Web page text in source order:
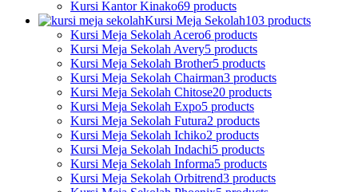
Kursi Kantor Kinako69 products
Kursi Meja Sekolah103 products
Kursi Meja Sekolah Acero6 products
Kursi Meja Sekolah Avery5 products
Kursi Meja Sekolah Brother5 products
Kursi Meja Sekolah Chairman3 products
Kursi Meja Sekolah Chitose20 products
Kursi Meja Sekolah Expo5 products
Kursi Meja Sekolah Futura2 products
Kursi Meja Sekolah Ichiko2 products
Kursi Meja Sekolah Indachi5 products
Kursi Meja Sekolah Informa5 products
Kursi Meja Sekolah Orbitrend3 products